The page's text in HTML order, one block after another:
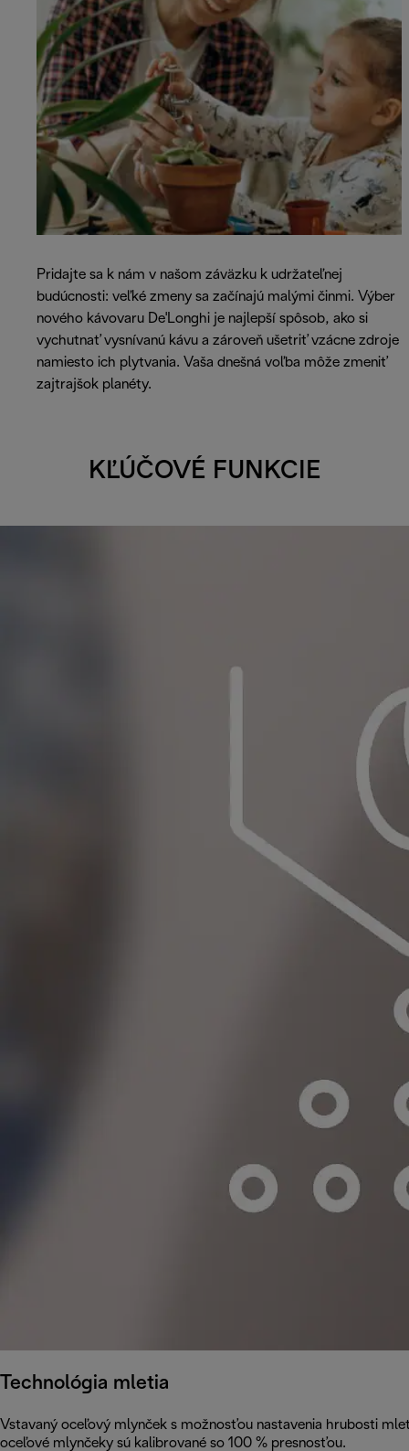
Pridajte sa k nám v našom záväzku k udržateľnej
budúcnosti: veľké zmeny sa začínajú malými činmi. Výber
nového kávovaru De'Longhi je najlepší spôsob, ako si
vychutnať vysnívanú kávu a zároveň ušetriť vzácne zdroje
namiesto ich plytvania. Vaša dnešná voľba môže zmeniť
zajtrajšok planéty.
KĽÚČOVÉ FUNKCIE
Technológia mletia
Vstavaný oceľový mlynček s možnosťou nastavenia hrubosti
oceľové mlynčeky sú kalibrované so 100 % presnosťou.